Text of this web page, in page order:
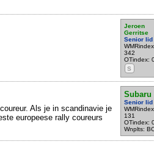
Jeroen
Gerritse
Senior lid
342
OTindex:
S
Subaru
Senior lid
131
OTindex:
Wnplts:
Als je in scandinavie je
europeese rally coureurs